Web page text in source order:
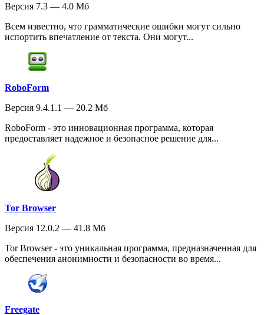
Версия 7.3 — 4.0 Мб
Всем известно, что грамматические ошибки могут сильно
испортить впечатление от текста. Они могут...
RoboForm
Версия 9.4.1.1 — 20.2 Мб
RoboForm - это инновационная программа, которая
предоставляет надежное и безопасное решение для...
Tor Browser
Версия 12.0.2 — 41.8 Мб
Tor Browser - это уникальная программа, предназначенная для
обеспечения анонимности и безопасности во время...
Freegate